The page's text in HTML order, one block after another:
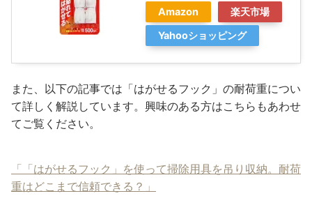
Amazon
楽天市場
Yahooショッピング
また、以下の記事では「はがせるフック」の耐荷重につい
て詳しく解説しています。興味のある方はこちらもあわせ
てご覧ください。
「「はがせるフック」を使って掃除用具を吊り収納。耐荷
重はどこまで信頼できる？」